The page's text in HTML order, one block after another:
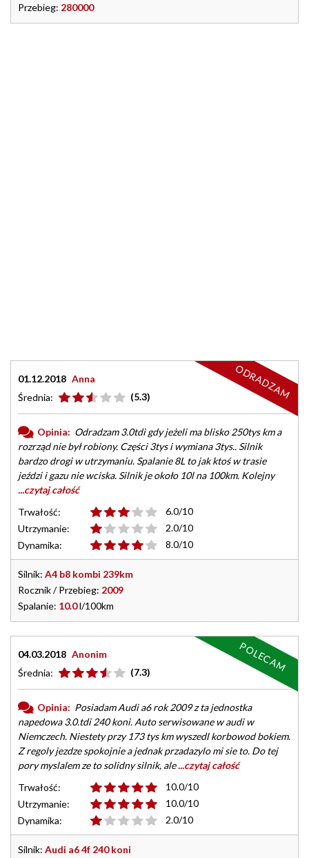
Przebieg: 280000
01.12.2018 Anna
Średnia:
(5.3)
Opinia: Odradzam 3.0tdi gdy jeżeli ma blisko 250tys km a
rozrząd nie był robiony. Części 3tys i wymiana 3tys.. Silnik
bardzo drogi w utrzymaniu. Spalanie 8L to jak ktoś w trasie
jeździ i gazu nie wciska. Silnik je około 10l na 100km. Kolejny
...czytaj całość
Trwałość:
6.0/10
Utrzymanie:
2.0/10
Dynamika:
8.0/10
Silnik: A4 b8 kombi 239km
Rocznik / Przebieg: 2009
Spalanie: 10.0l/100km
ODRADZAM
04.03.2018 Anonim
Średnia:
(7.3)
Opinia: Posiadam Audi a6 rok 2009 z ta jednostka
napedowa 3.0.tdi 240 koni. Auto serwisowane w audi w
Niemczech. Niestety przy 173 tys km wyszedl korbowod bokiem.
Z regoly jezdze spokojnie a jednak przadazylo mi sie to. Do tej
pory myslalem ze to solidny silnik, ale...czytaj całość
Trwałość:
10.0/10
Utrzymanie:
10.0/10
Dynamika:
2.0/10
Silnik: Audi a6 4f 240 koni
POLECAM